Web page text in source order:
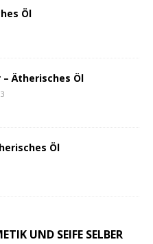
Öl
Ätherisches Öl
Öl
UND SEIFE SELBER